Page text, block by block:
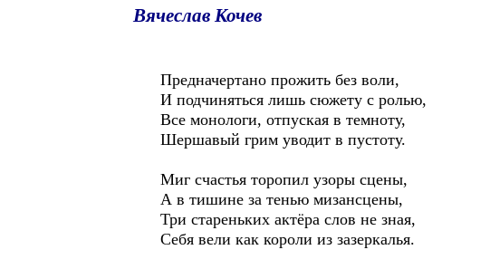
Вячеслав Кочев
Предначертано прожить без воли,
И подчиняться лишь сюжету с ролью,
Все монологи, отпуская в темноту,
Шершавый грим уводит в пустоту.
Миг счастья торопил узоры сцены,
А в тишине за тенью мизансцены,
Три стареньких актёра слов не зная,
Себя вели как короли из зазеркалья.